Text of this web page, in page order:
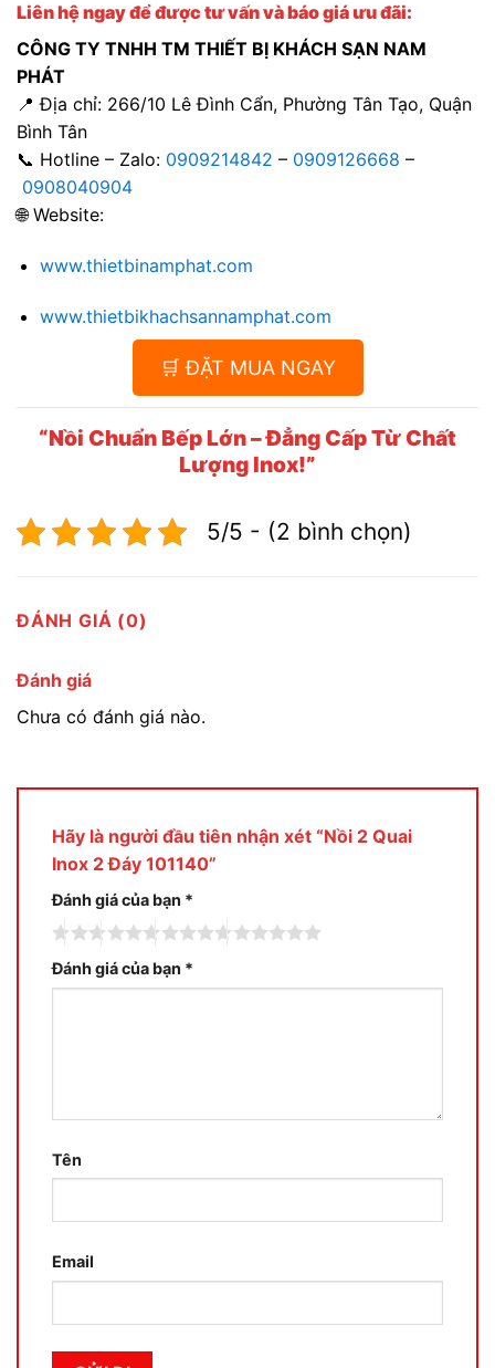
Liên hệ ngay để được tư vấn và báo giá ưu đãi:
CÔNG TY TNHH TM THIẾT BỊ KHÁCH SẠN NAM
PHÁT
📍 Địa chỉ: 266/10 Lê Đình Cẩn, Phường Tân Tạo, Quận
Bình Tân
📞 Hotline – Zalo: 0909214842 – 0909126668 –
0908040904
🌐 Website:
www.thietbinamphat.com
www.thietbikhachsannamphat.com
🛒 ĐẶT MUA NGAY
“Nồi Chuẩn Bếp Lớn – Đẳng Cấp Từ Chất
Lượng Inox!”
5/5 - (2 bình chọn)
ĐÁNH GIÁ (0)
Đánh giá
Chưa có đánh giá nào.
Hãy là người đầu tiên nhận xét “Nồi 2 Quai
Inox 2 Đáy 101140”
Đánh giá của bạn *
Đánh giá của bạn *
Tên
Email